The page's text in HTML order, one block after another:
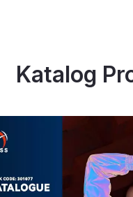
Katalog